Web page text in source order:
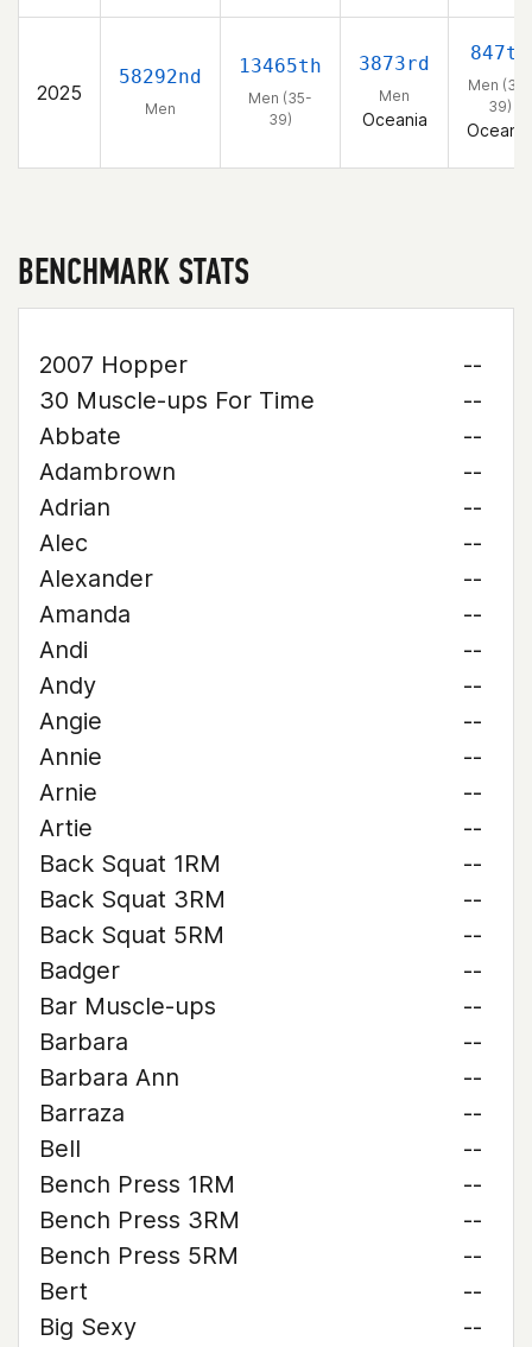
2025
58292nd
Men
13465th
Men (35-
39)
3873rd
Men
Oceania
847th
Men (35-
39)
Oceania
BENCHMARK STATS
2007 Hopper
--
30 Muscle-ups For Time
--
Abbate
--
Adambrown
--
Adrian
--
Alec
--
Alexander
--
Amanda
--
Andi
--
Andy
--
Angie
--
Annie
--
Arnie
--
Artie
--
Back Squat 1RM
--
Back Squat 3RM
--
Back Squat 5RM
--
Badger
--
Bar Muscle-ups
--
Barbara
--
Barbara Ann
--
Barraza
--
Bell
--
Bench Press 1RM
--
Bench Press 3RM
--
Bench Press 5RM
--
Bert
--
Big Sexy
--